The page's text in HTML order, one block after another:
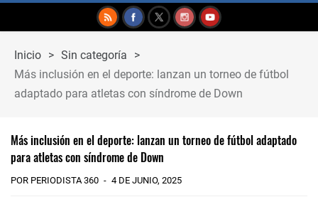
Inicio > Sin categoría
>
Más inclusión en el deporte: lanzan un torneo de fútbol
adaptado para atletas con síndrome de Down
Más inclusión en el deporte: lanzan un torneo de fútbol adaptado
para atletas con síndrome de Down
POR PERIODISTA 360 4 DE JUNIO, 2025